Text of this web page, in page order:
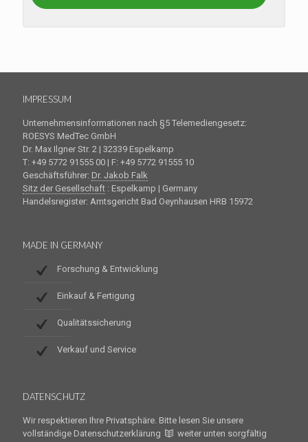
IMPRESSUM
Unternehmensinformationen nach §5 Telemediengesetz:
ROESYS MedTec GmbH
Dr. Max Ilgner Str. 2 | 32339 Espelkamp
T: +49 5772 91555 00 | F: +49 5772 91555 10
Geschäftsführer: Dr. Jakob Falk
Sitz der Gesellschaft : Espelkamp | Germany
Handelsregister: Amtsgericht Bad Oeynhausen HRB 15972
MADE IN GERMANY
Forschung & Entwicklung
Einkauf & Fertigung
Qualitätssicherung
Verkauf und Service
DATENSCHUTZ
Wir respektieren Ihre Privatsphäre. Bitte lesen Sie unsere
vollständige Datenschutzerklärung
weiter unten sorgfältig